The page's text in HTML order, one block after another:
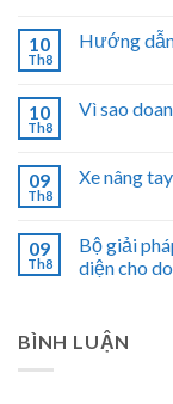
10
Th8
Hướng
10
Th8
Vì sao
09
Th8
Xe nâng
09
Th8
Bộ giải
diện cho
BÌNH LUẬN